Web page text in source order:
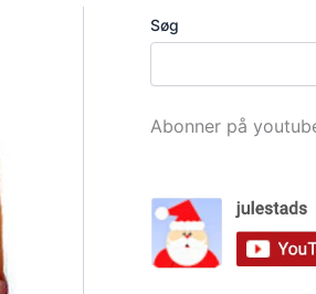
Søg
Abonner på